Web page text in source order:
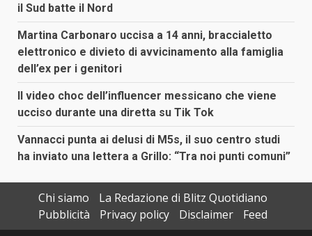
il Sud batte il Nord
Martina Carbonaro uccisa a 14 anni, braccialetto
elettronico e divieto di avvicinamento alla famiglia
dell’ex per i genitori
Il video choc dell’influencer messicano che viene
ucciso durante una diretta su Tik Tok
Vannacci punta ai delusi di M5s, il suo centro studi
ha inviato una lettera a Grillo: “Tra noi punti comuni”
Chi siamo
La Redazione di Blitz Quotidiano
Pubblicità
Privacy policy Disclaimer Feed